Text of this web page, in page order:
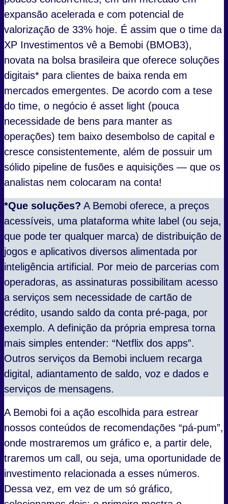
expansão acelerada e com potencial de
valorização de 33% hoje. É assim que o time da
XP Investimentos vê a Bemobi (BMOB3),
novata na bolsa brasileira que oferece soluções
digitais* para clientes de baixa renda em
mercados emergentes. De acordo com a tese
do time, o negócio é asset light (pouca
necessidade de bens para manter as
operações) tem baixo desembolso de capital e
cresce consistentemente, além de possuir um
sólido pipeline de fusões e aquisições — que os
analistas nem colocaram na conta!
*Que soluções? A Bemobi oferece, a preços
acessíveis, uma plataforma white label (ou seja,
que pode ter qualquer marca) de distribuição de
jogos e aplicativos diversos alimentada por
inteligência artificial. Por meio de parcerias com
operadoras, as assinaturas possibilitam acesso
a serviços sem necessidade de cartão de
crédito, usando saldo da conta pré-paga, por
exemplo. A definição da própria empresa torna
mais simples entender: “Netflix dos apps”.
Outros serviços da Bemobi incluem recarga
digital, adiantamento de saldo, voz e dados e
serviços de mensagens.
A Bemobi foi a ação escolhida para estrear
nossos conteúdos de recomendações “pá-pum”,
onde mostraremos um gráfico e, a partir dele,
traremos um call, ou seja, uma oportunidade de
investimento relacionada a esses números.
Dessa vez, em vez de um só gráfico,